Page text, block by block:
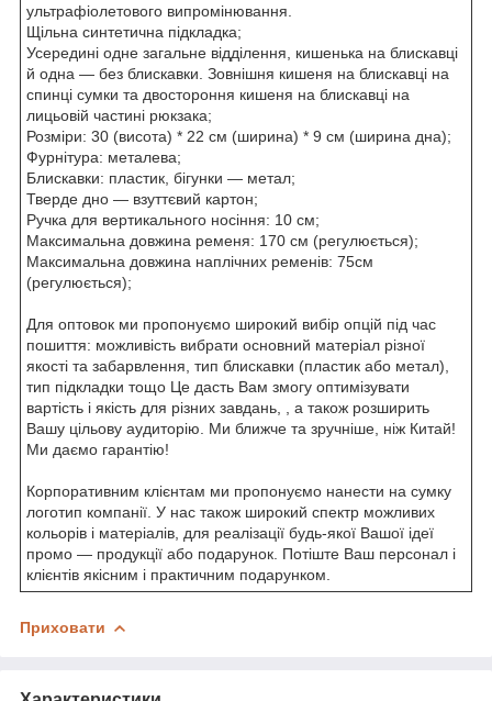
ультрафіолетового випромінювання.
Щільна синтетична підкладка;
Усередині одне загальне відділення, кишенька на блискавці
й одна — без блискавки. Зовнішня кишеня на блискавці на
спинці сумки та двостороння кишеня на блискавці на
лицьовій частині рюкзака;
Розміри: 30 (висота) * 22 см (ширина) * 9 см (ширина дна);
Фурнітура: металева;
Блискавки: пластик, бігунки — метал;
Тверде дно — взуттєвий картон;
Ручка для вертикального носіння: 10 см;
Максимальна довжина ременя: 170 см (регулюється);
Максимальна довжина наплічних ременів: 75см
(регулюється);
Для оптовок ми пропонуємо широкий вибір опцій під час
пошиття: можливість вибрати основний матеріал різної
якості та забарвлення, тип блискавки (пластик або метал),
тип підкладки тощо Це дасть Вам змогу оптимізувати
вартість і якість для різних завдань, , а також розширить
Вашу цільову аудиторію. Ми ближче та зручніше, ніж Китай!
Ми даємо гарантію!
Корпоративним клієнтам ми пропонуємо нанести на сумку
логотип компанії. У нас також широкий спектр можливих
кольорів і матеріалів, для реалізації будь-якої Вашої ідеї
промо — продукції або подарунок. Потіште Ваш персонал і
клієнтів якісним і практичним подарунком.
Приховати